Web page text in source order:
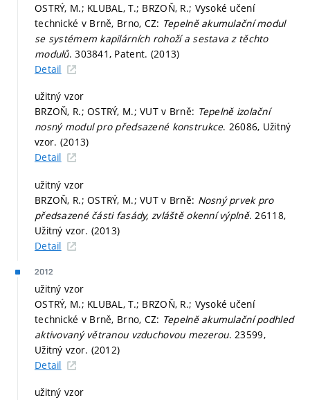
OSTRÝ, M.; KLUBAL, T.; BRZOŇ, R.; Vysoké učení
technické v Brně, Brno, CZ: Tepelně akumulační modul
se systémem kapilárních rohoží a sestava z těchto
modulů. 303841, Patent. (2013)
Detail
užitný vzor
BRZOŇ, R.; OSTRÝ, M.; VUT v Brně: Tepelně izolační
nosný modul pro předsazené konstrukce. 26086, Užitný
vzor. (2013)
Detail
užitný vzor
BRZOŇ, R.; OSTRÝ, M.; VUT v Brně: Nosný prvek pro
předsazené části fasády, zvláště okenní výplně. 26118,
Užitný vzor. (2013)
Detail
2012
užitný vzor
OSTRÝ, M.; KLUBAL, T.; BRZOŇ, R.; Vysoké učení
technické v Brně, Brno, CZ: Tepelně akumulační podhled
aktivovaný větranou vzduchovou mezerou. 23599,
Užitný vzor. (2012)
Detail
užitný vzor